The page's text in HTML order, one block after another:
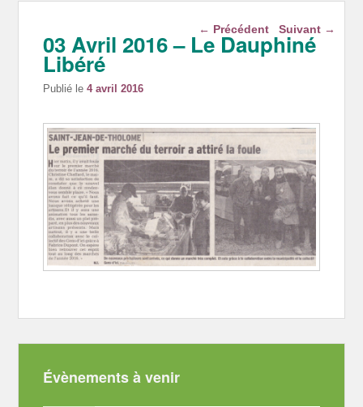
Navigation dans les
articles
← Précédent Suivant →
03 Avril 2016 – Le Dauphiné
Libéré
Publié le4 avril 2016
Évènements à venir